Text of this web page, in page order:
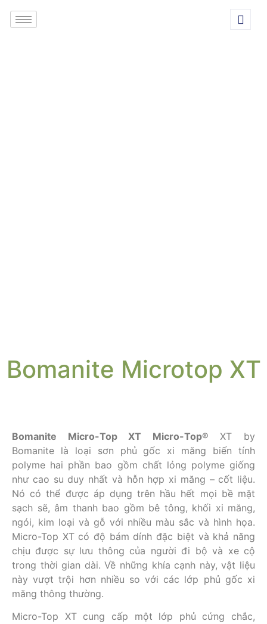
Bomanite Microtop XT
Bomanite Micro-Top XT Micro-Top® XT by
Bomanite là loại sơn phủ gốc xi măng biến tính
polyme hai phần bao gồm chất lỏng polyme giống
như cao su duy nhất và hỗn hợp xi măng – cốt liệu.
Nó có thể được áp dụng trên hầu hết mọi bề mặt
sạch sẽ, âm thanh bao gồm bê tông, khối xi măng,
ngói, kim loại và gỗ với nhiều màu sắc và hình họa.
Micro-Top XT có độ bám dính đặc biệt và khả năng
chịu được sự lưu thông của người đi bộ và xe cộ
trong thời gian dài. Về những khía cạnh này, vật liệu
này vượt trội hơn nhiều so với các lớp phủ gốc xi
măng thông thường.
Micro-Top XT cung cấp một lớp phủ cứng chắc,